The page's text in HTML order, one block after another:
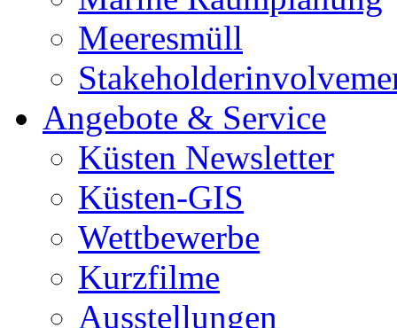
Meeresmüll
Angebote & Service
Küsten Newsletter
Küsten-GIS
Wettbewerbe
Kurzfilme
Ausstellungen